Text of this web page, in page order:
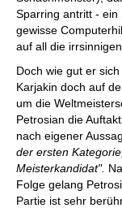
Sparring antritt - ein
gewisse
auf all die
Doch wie gut er
Karjakin doch auf
um die
Petrosian die
nach eigener
der ersten
Meisterkandidat".
Folge gelang
Partie ist sehr